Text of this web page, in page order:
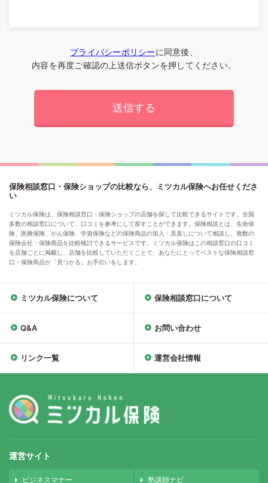
プライバシーポリシーに同意後、
内容を再度ご確認の上送信ボタンを押してください。
保険相談窓口・保険ショップの比較なら、ミツカル保険へお任せくださ
い
ミツカル保険は、保険相談窓口・保険ショップの店舗を探して比較できるサイトです。全国
多数の相談窓口について、口コミを参考にして探すことができます。保険相談とは、生命保
険、医療保険、がん保険、学資保険などの保険商品の加入・見直しについて相談し、複数の
保険会社・保険商品を比較検討できるサービスです。ミツカル保険はこの相談窓口の口コミ
を店舗ごとに掲載し、店舗を比較していただくことで、あなたにとってベストな保険相談窓
口・保険商品が「見つかる」お手伝いをします。
ミツカル保険について 保険相談窓口について
Q&A お問い合わせ
リンク一覧 運営会社情報
運営サイト
ビジネスマナー 塾講師ナビ